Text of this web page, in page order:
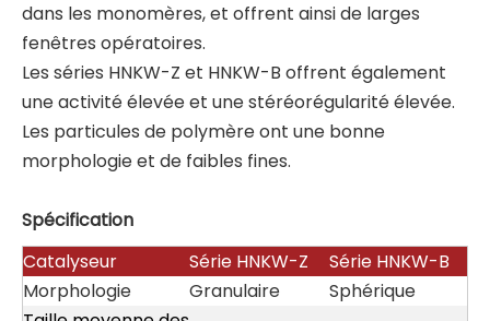
dans les monomères, et offrent ainsi de larges
fenêtres opératoires.
Les séries HNKW-Z et HNKW-B offrent également
une activité élevée et une stéréorégularité élevée.
Les particules de polymère ont une bonne
morphologie et de faibles fines.
Spécification
Catalyseur
Série HNKW-Z
Série HNKW-B
Morphologie
Granulaire
Sphérique